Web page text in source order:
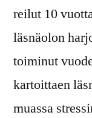
reilut 10
läsnäolon
toiminut
kartoittaen
muassa